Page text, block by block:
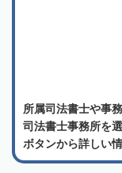
所属司法書士や事
司法書士事務所を
ボタンから詳しい